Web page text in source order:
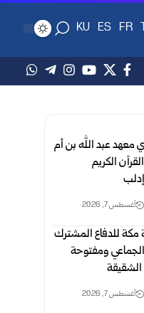
FR
ES
KU
معهد عبد الله بن أم
الكريم
أغسطس 7, 2026
مكة للدفاع المشترك
ومفتوحة
أغسطس 7, 2026